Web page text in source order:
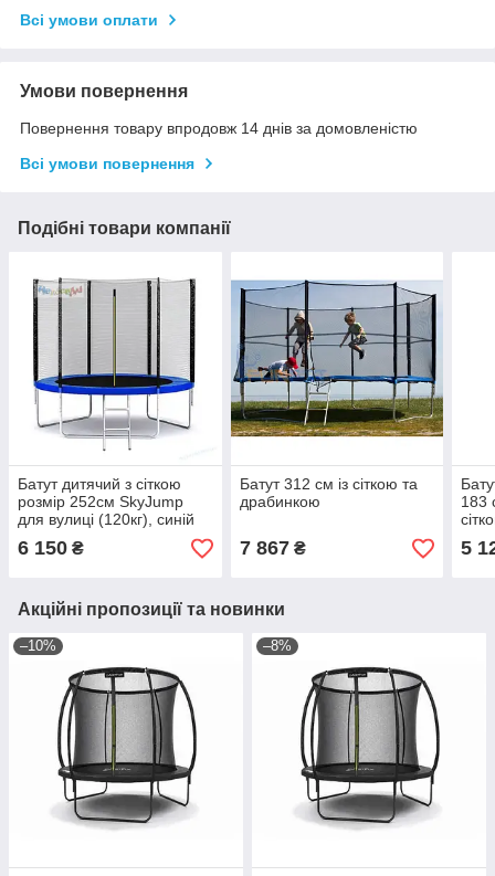
Всі умови оплати
Умови повернення
Повернення товару впродовж 14 днів за домовленістю
Всі умови повернення
Подібні товари компанії
Батут дитячий з сіткою
розмір 252см SkyJump
для вулиці (120кг), синій
6 150 ₴
Батут 312 см із сіткою та
драбинкою
7 867₴
183
5
Акційні пропозиції та новинки
–10% –8%